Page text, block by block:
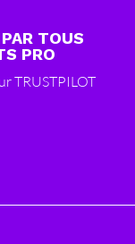
TOUS
PRO
TRUSTPILOT